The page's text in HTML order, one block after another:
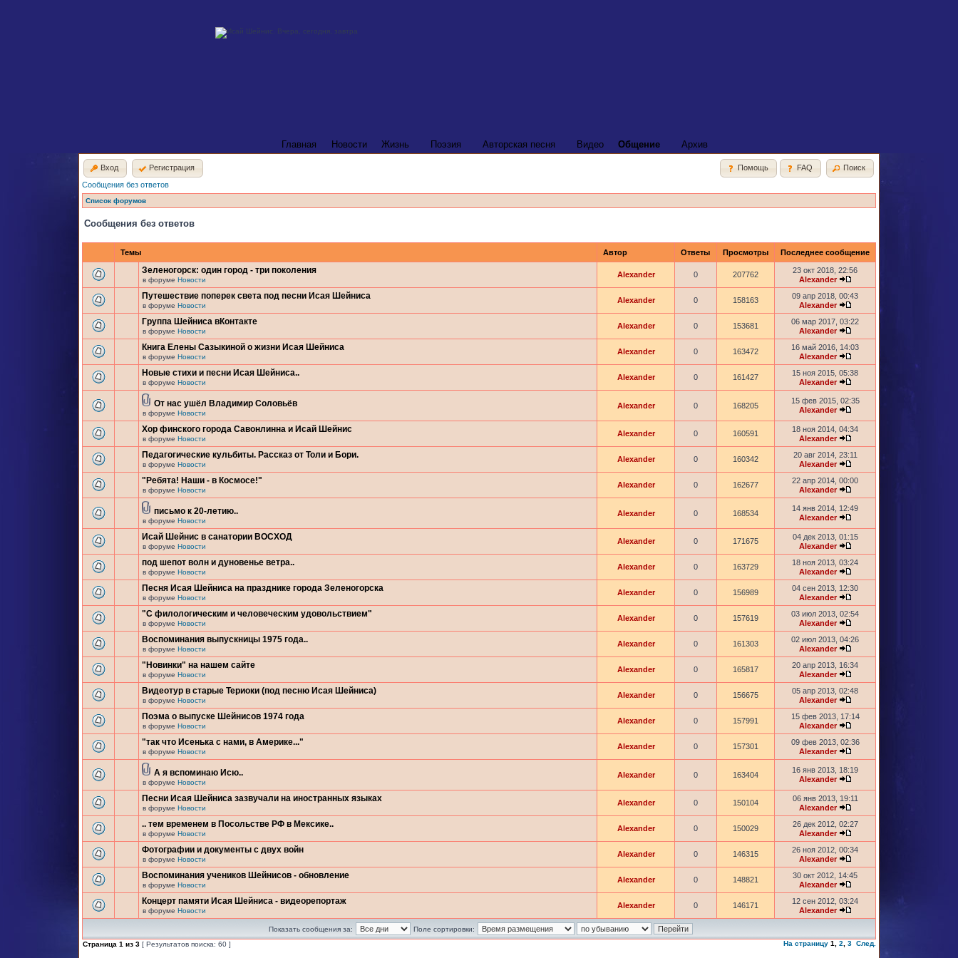
Главная Новости Жизнь Поэзия Авторская песня Видео Общение Архив
Вход Регистрация Помощь FAQ
Поиск
Сообщения без ответов
Список форумов
Сообщения без ответов
Темы Автор Ответы Просмотры Последнее сообщение
Зеленогорск: один город - три поколения
в форуме Новости
Alexander 0 207762
23 окт 2018, 22:56
Alexander
Путешествие поперек света под песни Исая Шейниса
в форуме Новости
Alexander 0 158163
09 апр 2018, 00:43
Alexander
Группа Шейниса вКонтакте
в форуме Новости
Alexander 0 153681
06 мар 2017, 03:22
Alexander
Книга Елены Сазыкиной о жизни Исая Шейниса
в форуме Новости
Alexander 0 163472
16 май 2016, 14:03
Alexander
Новые стихи и песни Исая Шейниса..
в форуме Новости
Alexander 0 161427
15 ноя 2015, 05:38
Alexander
От нас ушёл Владимир Соловьёв
в форуме Новости
Alexander 0 168205
15 фев 2015, 02:35
Alexander
Хор финского города Савонлинна и Исай Шейнис
в форуме Новости
Alexander 0 160591
18 ноя 2014, 04:34
Alexander
Педагогические кульбиты. Рассказ от Толи и Бори.
в форуме Новости
Alexander 0 160342
20 авг 2014, 23:11
Alexander
"Ребята! Наши - в Космосе!"
в форуме Новости
Alexander 0 162677
22 апр 2014, 00:00
Alexander
письмо к 20-летию..
в форуме Новости
Alexander 0 168534
14 янв 2014, 12:49
Alexander
Исай Шейнис в санатории ВОСХОД
в форуме Новости
Alexander 0 171675
04 дек 2013, 01:15
Alexander
под шепот волн и дуновенье ветра..
в форуме Новости
Alexander 0 163729
18 ноя 2013, 03:24
Alexander
Песня Исая Шейниса на празднике города Зеленогорска
в форуме Новости
Alexander 0 156989
04 сен 2013, 12:30
Alexander
"С филологическим и человеческим удовольствием"
в форуме Новости
Alexander 0 157619
03 июл 2013, 02:54
Alexander
Воспоминания выпускницы 1975 года..
в форуме Новости
Alexander 0 161303
02 июл 2013, 04:26
Alexander
"Новинки" на нашем сайте
в форуме Новости
Alexander 0 165817
20 апр 2013, 16:34
Alexander
Видеотур в старые Териоки (под песню Исая Шейниса)
в форуме Новости
Alexander 0 156675
05 апр 2013, 02:48
Alexander
Поэма о выпуске Шейнисов 1974 года
в форуме Новости
Alexander 0 157991
15 фев 2013, 17:14
Alexander
"так что Исенька с нами, в Америке..."
в форуме Новости
Alexander 0 157301
09 фев 2013, 02:36
Alexander
А я вспоминаю Исю..
в форуме Новости
Alexander 0 163404
16 янв 2013, 18:19
Alexander
Песни Исая Шейниса зазвучали на иностранных языках
в форуме Новости
Alexander 0 150104
06 янв 2013, 19:11
Alexander
.. тем временем в Посольстве РФ в Мексике..
в форуме Новости
Alexander 0 150029
26 дек 2012, 02:27
Alexander
Фотографии и документы с двух войн
в форуме Новости
Alexander 0 146315
26 ноя 2012, 00:34
Alexander
Воспоминания учеников Шейнисов - обновление
в форуме Новости
Alexander 0 148821
30 окт 2012, 14:45
Alexander
Концерт памяти Исая Шейниса - видеорепортаж
в форуме Новости
Alexander 0 146171
12 сен 2012, 03:24
Alexander
Показать сообщения за:
Поле сортировки:
Страница 1 из 3 [ Результатов поиска: 60 ] На страницу 1 2 3 След.